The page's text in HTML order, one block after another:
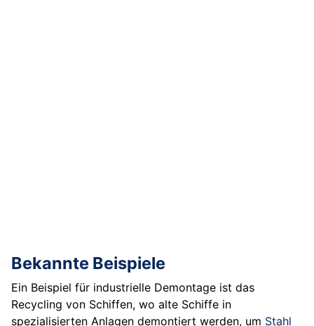
Bekannte Beispiele
Ein Beispiel für industrielle Demontage ist das
Recycling von Schiffen, wo alte Schiffe in
spezialisierten Anlagen demontiert werden, um Stahl